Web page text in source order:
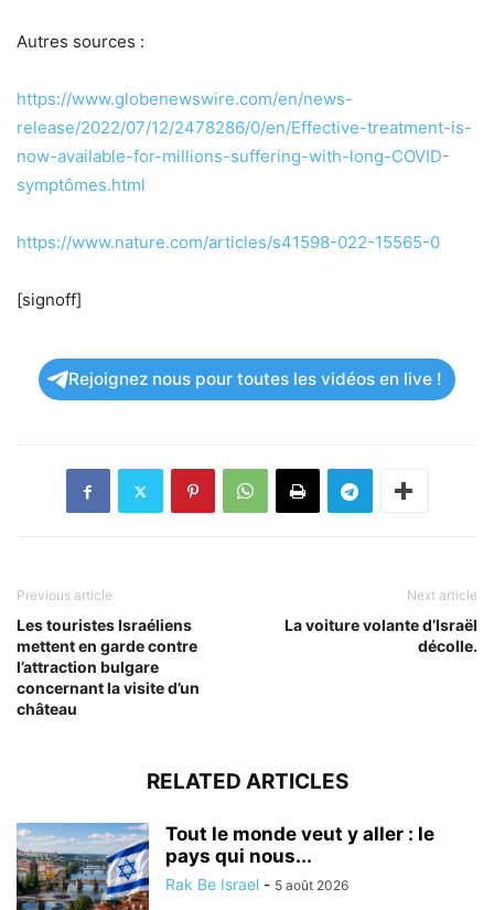
Autres sources :
https://www.globenewswire.com/en/news-
release/2022/07/12/2478286/0/en/Effective-treatment-is-
now-available-for-millions-suffering-with-long-COVID-
symptômes.html
https://www.nature.com/articles/s41598-022-15565-0
[signoff]
Rejoignez nous pour toutes les vidéos en live !
Previous article
Les touristes Israéliens
mettent en garde contre
l’attraction bulgare
concernant la visite d’un
château
Next article
La voiture volante d’Israël
décolle.
RELATED ARTICLES
Tout le monde veut y aller : le
pays qui nous...
Rak Be Israel - 5 août 2026